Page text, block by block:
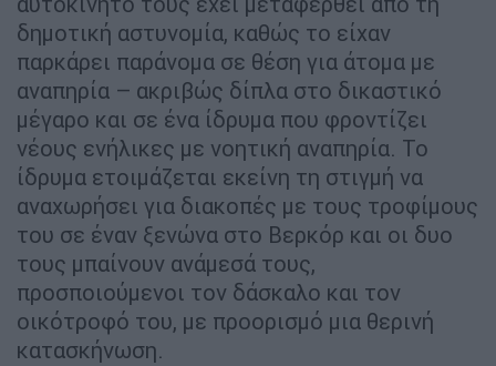
δημοτική αστυνομία, καθώς το είχαν
παρκάρει παράνομα σε θέση για άτομα με
αναπηρία – ακριβώς δίπλα στο δικαστικό
μέγαρο και σε ένα ίδρυμα που φροντίζει
νέους ενήλικες με νοητική αναπηρία. Το
ίδρυμα ετοιμάζεται εκείνη τη στιγμή να
αναχωρήσει για διακοπές με τους τροφίμους
του σε έναν ξενώνα στο Βερκόρ και οι δυο
τους μπαίνουν ανάμεσά τους,
προσποιούμενοι τον δάσκαλο και τον
οικότροφό του, με προορισμό μια θερινή
κατασκήνωση.